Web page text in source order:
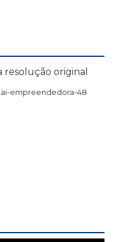
resolução original
empreendedora-48